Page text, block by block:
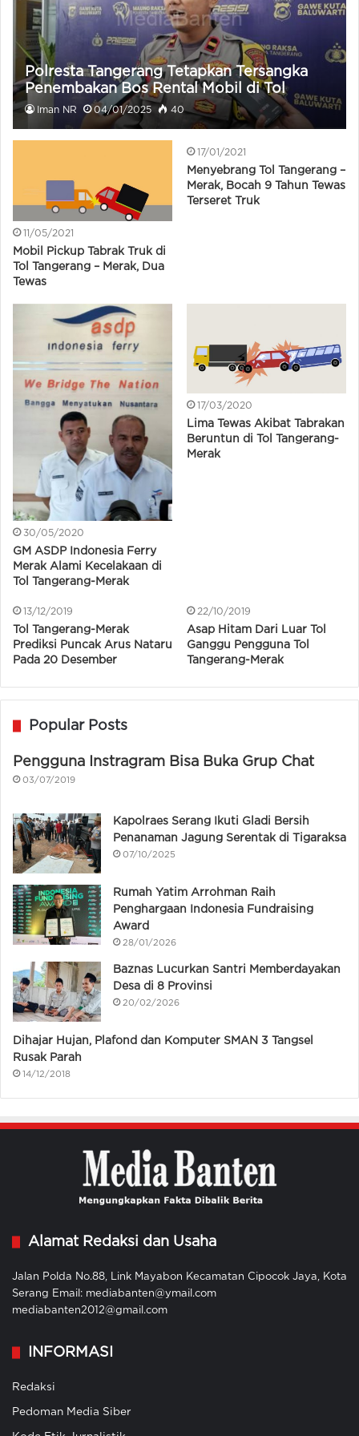
Polresta Tangerang Tetapkan Tersangka
Penembakan Bos Rental Mobil di Tol
Iman NR 04/01/2025 40
11/05/2021
Mobil Pickup Tabrak Truk di
Tol Tangerang – Merak, Dua
Tewas
17/01/2021
Menyebrang Tol Tangerang –
Merak, Bocah 9 Tahun Tewas
Terseret Truk
30/05/2020
GM ASDP Indonesia Ferry
Merak Alami Kecelakaan di
Tol Tangerang-Merak
17/03/2020
Lima Tewas Akibat Tabrakan
Beruntun di Tol Tangerang-
Merak
13/12/2019
Tol Tangerang-Merak
Prediksi Puncak Arus Nataru
Pada 20 Desember
22/10/2019
Asap Hitam Dari Luar Tol
Ganggu Pengguna Tol
Tangerang-Merak
Popular Posts
Pengguna Instragram Bisa Buka Grup Chat
03/07/2019
Kapolraes Serang Ikuti Gladi Bersih
Penanaman Jagung Serentak di Tigaraksa
07/10/2025
Rumah Yatim Arrohman Raih
Penghargaan Indonesia Fundraising
Award
28/01/2026
Baznas Lucurkan Santri Memberdayakan
Desa di 8 Provinsi
20/02/2026
Dihajar Hujan, Plafond dan Komputer SMAN 3 Tangsel
Rusak Parah
14/12/2018
Alamat Redaksi dan Usaha
Jalan Polda No.88, Link Mayabon Kecamatan Cipocok Jaya, Kota
Serang Email: mediabanten@ymail.com
mediabanten2012@gmail.com
INFORMASI
Redaksi
Pedoman Media Siber